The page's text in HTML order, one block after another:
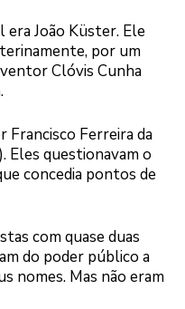
era João Küster. Ele
por um
Clóvis Cunha
Francisco Ferreira da
Eles questionavam o
concedia pontos de
com quase duas
do poder público a
nomes. Mas não eram